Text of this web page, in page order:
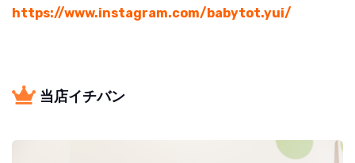
https://www.instagram.com/babytot.yui/
当店イチバン